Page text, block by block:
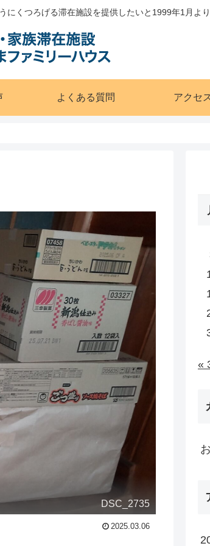
くつろげる滞在施設を提供したいと1999年1月より
よくある質問 アクセ
DSC_2735
2025.03.06
«